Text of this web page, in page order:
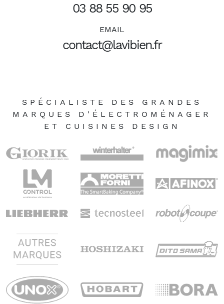
03 88 55 90 95
EMAIL
contact@lavibien.fr
SPÉCIALISTE DES GRANDES
MARQUES D'ÉLECTROMÉNAGER
ET CUISINES DESIGN